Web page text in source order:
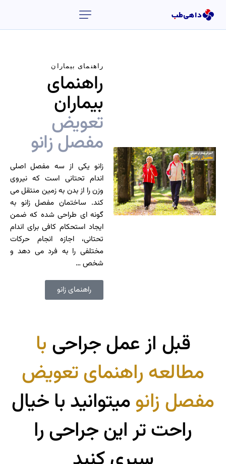
راهنمای بیماران
راهنمای
بیماران
تعویض
مفصل زانو
زانو یکی از سه مفصل اصلی
اندام تحتانی است که نیروی
وزن را از بدن به زمین منتقل می
کند. ساختمان مفصل زانو به
گونه ای طراحی شده که ضمن
ایجاد استحکام کافی برای اندام
تحتانی، اجازه انجام حرکات
مختلفی را به فرد می دهد و
شخص …
راهنمای زانو
قبل ازعملجراحی با
مطالعهراهنمایتعویض
مفصل زانومیتوانیدباخیال
راحتتر اینجراحیرا